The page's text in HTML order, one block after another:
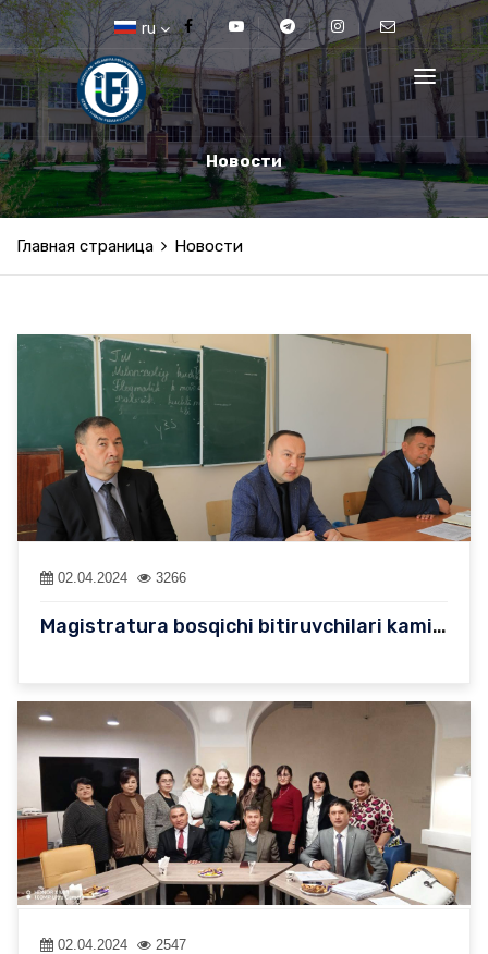
ru
Новости
Главная страница Новости
02.04.2024 3266
Magistratura bosqichi bitiruvchilari kamida 1 ta chet tilini muk…
02.04.2024 2547